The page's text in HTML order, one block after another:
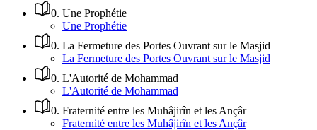
0. Une Prophétie
Une Prophétie
0. La Fermeture des Portes Ouvrant sur le Masjid
La Fermeture des Portes Ouvrant sur le Masjid
0. L'Autorité de Mohammad
L'Autorité de Mohammad
0. Fraternité entre les Muhâjirîn et les Ançâr
Fraternité entre les Muhâjirîn et les Ançâr